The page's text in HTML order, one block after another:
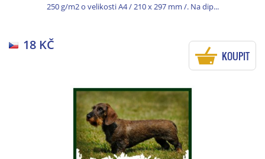
250 g/m2 o velikosti A4 / 210 x 297 mm /. Na dip...
18 KČ
KOUPIT